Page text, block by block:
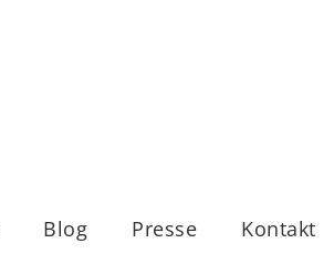
Blog Presse Kontakt